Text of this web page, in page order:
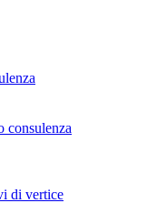
consulenza
di vertice